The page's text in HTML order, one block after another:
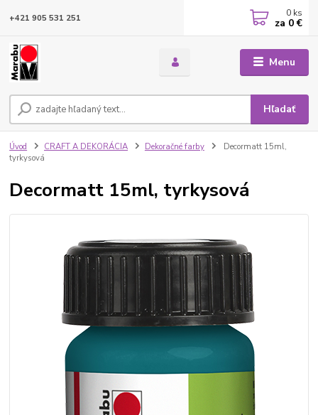
Menu
Hľadať
+421 905 531 251 0 ks
za 0 €
Úvod CRAFT A DEKORÁCIA Dekoračné farby
Decormatt 15ml,
tyrkysová
Decormatt 15ml, tyrkysová